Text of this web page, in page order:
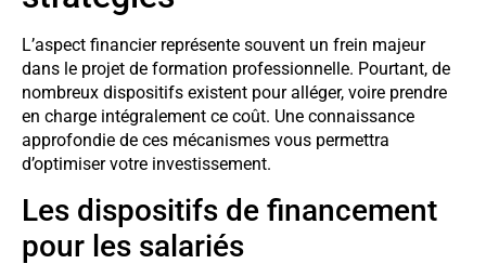
L’aspect financier représente souvent un frein majeur
dans le projet de formation professionnelle. Pourtant, de
nombreux dispositifs existent pour alléger, voire prendre
en charge intégralement ce coût. Une connaissance
approfondie de ces mécanismes vous permettra
d’optimiser votre investissement.
Les dispositifs de financement
pour les salariés